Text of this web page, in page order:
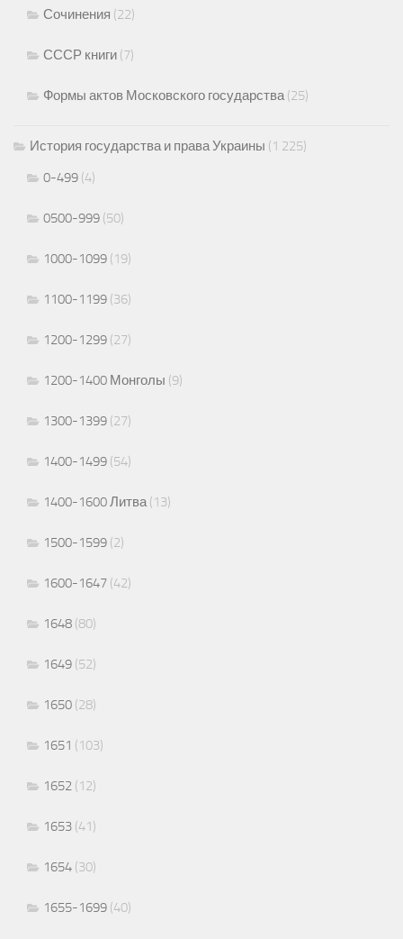
Сочинения (22)
СССР книги (7)
Формы актов Московского государства(25)
История государства и права Украины (1 225)
0-499 (4)
0500-999 (50)
1000-1099 (19)
1100-1199 (36)
1200-1299 (27)
1200-1400 Монголы (9)
1300-1399 (27)
1400-1499 (54)
1400-1600 Литва(13)
1500-1599 (2)
1600-1647 (42)
1648 (80)
1649 (52)
1650 (28)
1651 (103)
1652 (12)
1653 (41)
1654 (30)
1655-1699 (40)